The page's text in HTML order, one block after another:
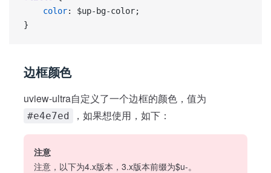
	color
: $up-bg-color;
}
边框颜色
uview-ultra自定义了一个边框的颜色，值为
#e4e7ed ，如果想使用，如下：
注意
注意，以下为4.x版本，3.x版本前缀为$u-。